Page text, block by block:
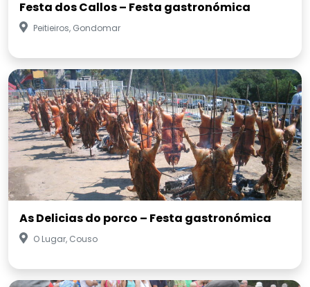
Festa dos Callos – Festa gastronómica
Peitieiros, Gondomar
As Delicias do porco – Festa gastronómica
O Lugar, Couso